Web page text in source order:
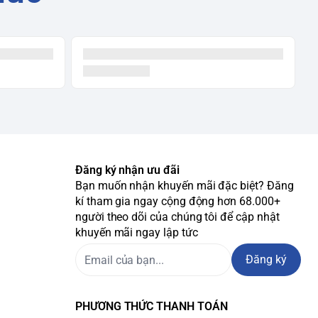
Đăng ký nhận ưu đãi
Bạn muốn nhận khuyến mãi đặc biệt? Đăng
kí tham gia ngay cộng động hơn 68.000+
người theo dõi của chúng tôi để cập nhật
khuyến mãi ngay lập tức
Đăng ký
PHƯƠNG THỨC THANH TOÁN